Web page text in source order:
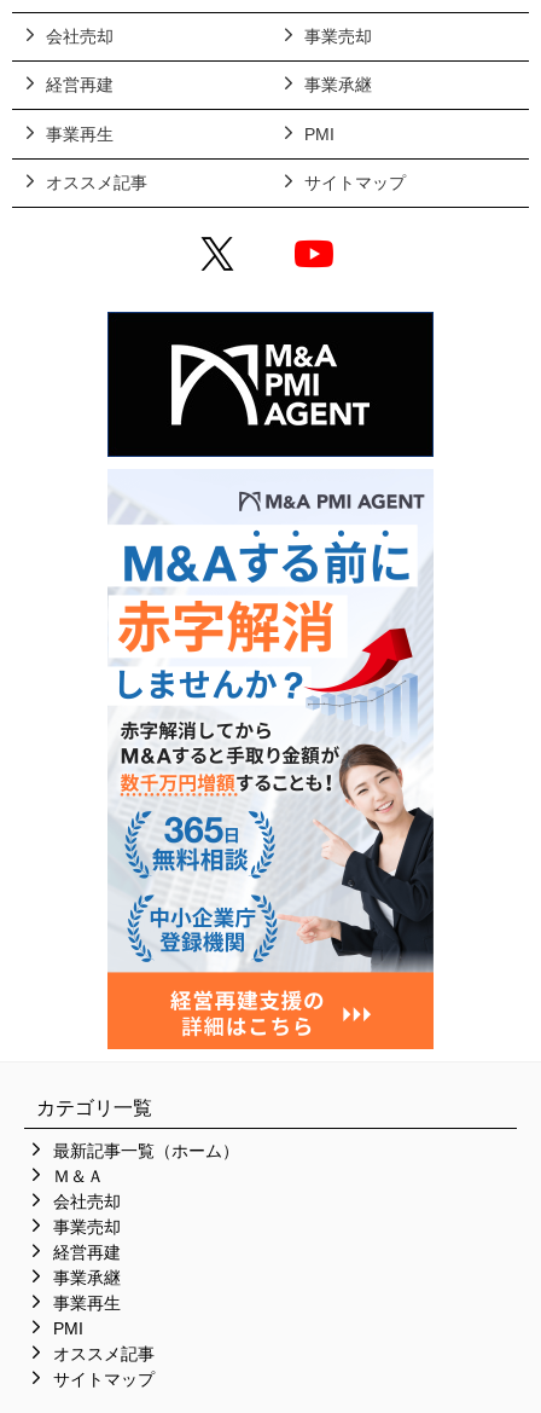
会社売却 事業売却
経営再建 事業承継
事業再生 PMI
オススメ記事 サイトマップ
X
カテゴリ一覧
最新記事一覧（ホーム）
Ｍ＆Ａ
会社売却
事業売却
経営再建
事業承継
事業再生
PMI
オススメ記事
サイトマップ